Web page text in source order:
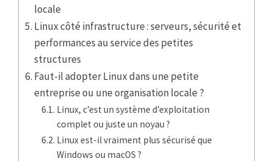
locale
Linux côté infrastructure : serveurs, sécurité et
performances au service des petites
structures
Faut-il adopter Linux dans une petite
entreprise ou une organisation locale ?
Linux, c’est un système d’exploitation
complet ou juste un noyau ?
Linux est-il vraiment plus sécurisé que
Windows ou macOS ?